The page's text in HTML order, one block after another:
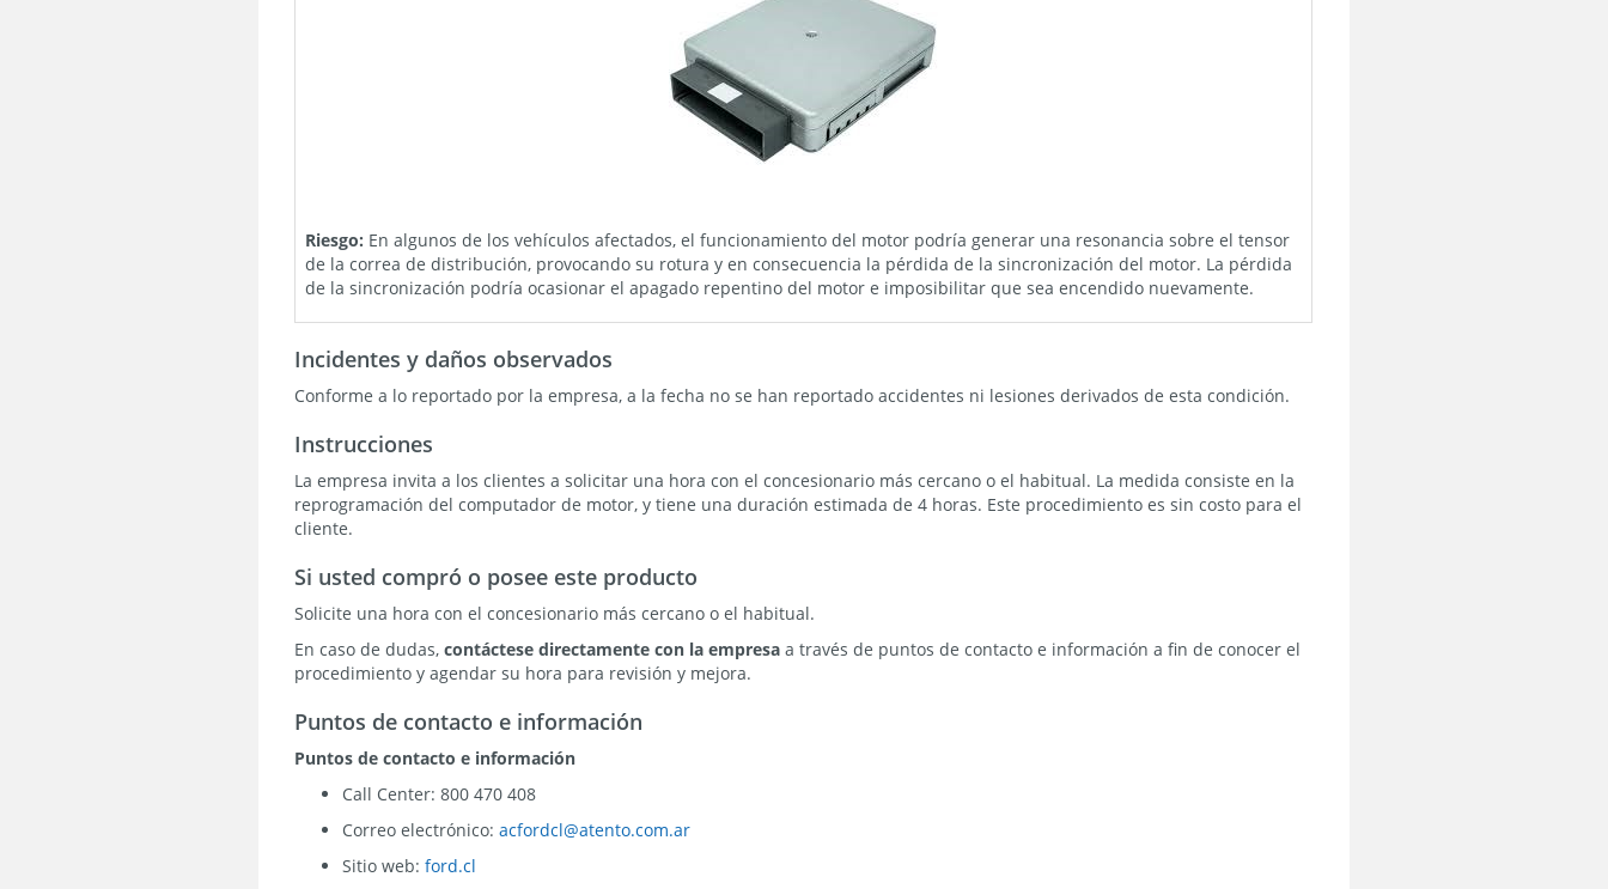
Riesgo: En algunos de los vehículos afectados, el funcionamiento del motor podría generar una resonancia sobre el tensor
de la correa de distribución, provocando su rotura y en consecuencia la pérdida de la sincronización del motor. La pérdida
de la sincronización podría ocasionar el apagado repentino del motor e imposibilitar que sea encendido nuevamente.
Incidentes y daños observados
Conforme a lo reportado por la empresa, a la fecha no se han reportado accidentes ni lesiones derivados de esta condición.
Instrucciones
La empresa invita a los clientes a solicitar una hora con el concesionario más cercano o el habitual. La medida consiste en la
reprogramación del computador de motor, y tiene una duración estimada de 4 horas. Este procedimiento es sin costo para el
cliente.
Si usted compró o posee este producto
Solicite una hora con el concesionario más cercano o el habitual.
En caso de dudas,contáctese directamente con la empresa a través de puntos de contacto e información a fin de conocer el
procedimiento y agendar su hora para revisión y mejora.
Puntos de contacto e información
Puntos de contacto e información
Call Center: 800 470 408
Correo electrónico:acfordcl@atento.com.ar
Sitio web:ford.cl